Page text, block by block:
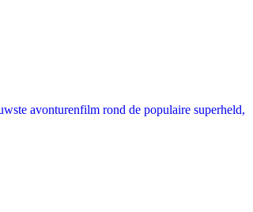
avonturenfilm rond de populaire superheld,